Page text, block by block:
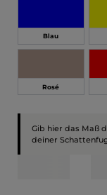
Blau
Rosé
Gib hier das Maß
deiner